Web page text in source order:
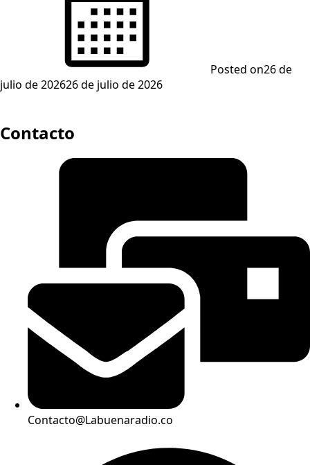
Posted on26 de
julio de 202626 de julio de 2026
Contacto
Contacto@Labuenaradio.co